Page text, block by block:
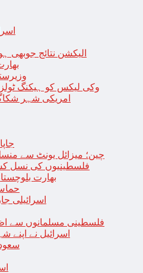
الیکشن نتائج جوبھی
بھارت
وکی لیکس کو ہیکنگ ٹولز
امریکی شہر
چین؛ میزائل یونٹ سے منسلک 4 جرنیلوں سمیت 9 فوجی اہلکارپارلیمنٹ
فلسطینیوں کی نسل
بھارت
حماس کے
اسرائیلی
فلسطینی مسلمانوں سے
اسرائیل نے